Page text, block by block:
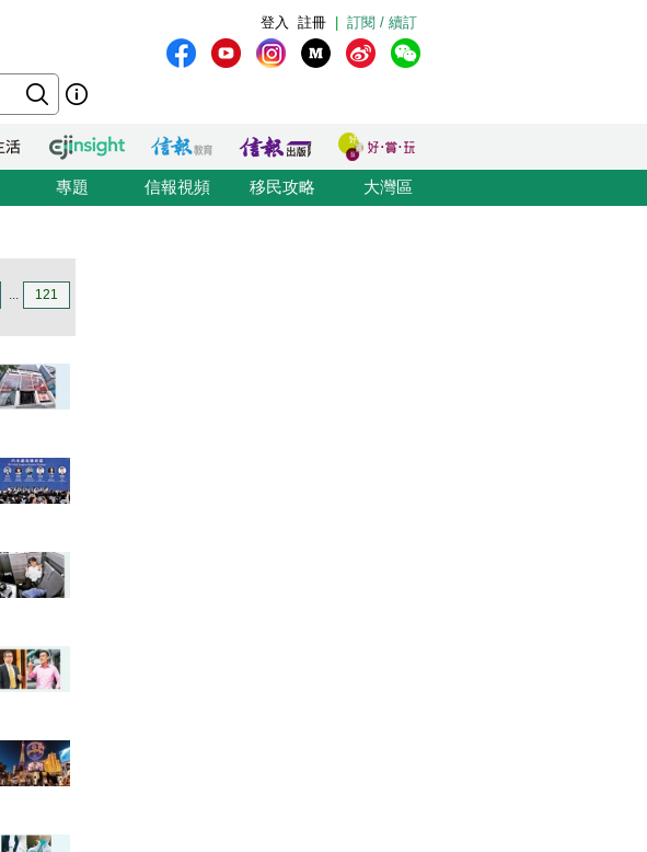
訂閱 / 續訂
註冊
登入
專題 信報視頻 移民攻略 大灣區
... 121